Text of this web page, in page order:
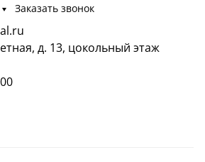
Заказать звонок
д. 13, цокольный этаж